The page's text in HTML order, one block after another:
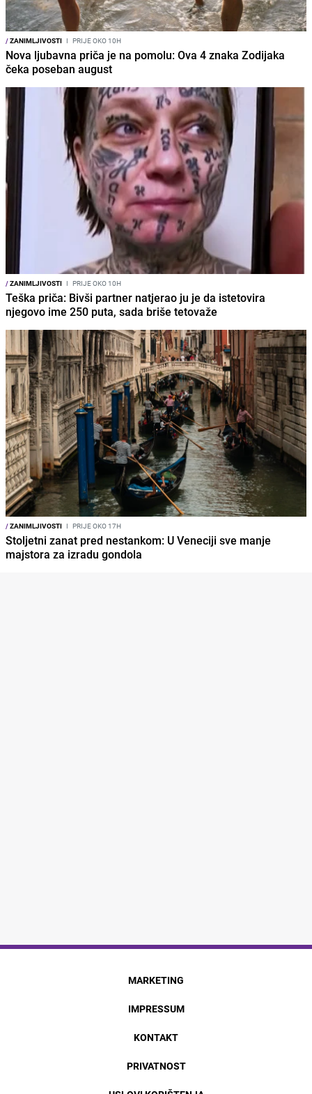
/ZANIMLJIVOSTI I PRIJE OKO 10H
Nova ljubavna priča je na pomolu: Ova 4 znaka Zodijaka
čeka poseban august
/ZANIMLJIVOSTI I PRIJE OKO 10H
Teška priča: Bivši partner natjerao ju je da istetovira
njegovo ime 250 puta, sada briše tetovaže
/ZANIMLJIVOSTI I PRIJE OKO 17H
Stoljetni zanat pred nestankom: U Veneciji sve manje
majstora za izradu gondola
MARKETING
IMPRESSUM
KONTAKT
PRIVATNOST